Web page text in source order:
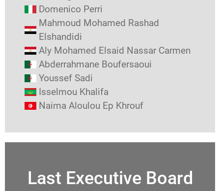
Domenico Perri
Mahmoud Mohamed Rashad
Elshandidi
Aly Mohamed Elsaid Nassar Carmen
Abderrahmane Boufersaoui
Youssef Sadi
Isselmou Khalifa
Naima Aloulou Ep Khrouf
Last Executive Board